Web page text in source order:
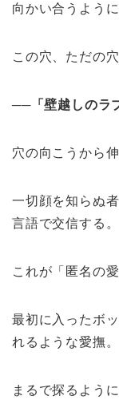
向かい合うよう
この穴、ただの
──「壁越しのラ
穴の向こうから
一切顔を知らぬ
言語で交信する。
これが「匿名の愛
最初に入ったボ
れるような愛撫。
まるで探るよう